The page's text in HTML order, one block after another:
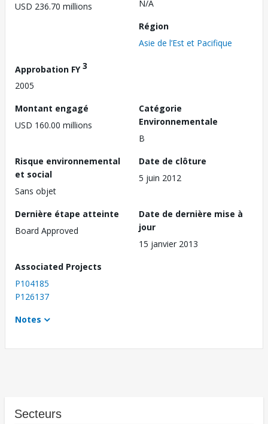
USD 236.70 millions
N/A
Région
Asie de l’Est et Pacifique
Approbation FY3
2005
Montant engagé
USD 160.00 millions
Catégorie
Environnementale
B
Risque environnemental
et social
Sans objet
Date de clôture
5 juin 2012
Dernière étape atteinte
Board Approved
Date de dernière mise à
jour
15 janvier 2013
Associated Projects
P104185
P126137
Notes
Secteurs